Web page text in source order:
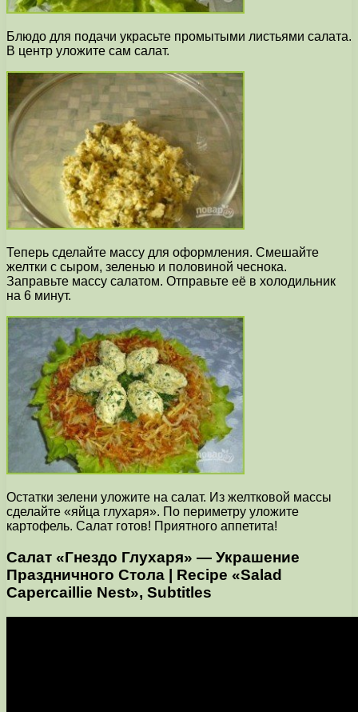
Блюдо для подачи украсьте промытыми листьями салата.
В центр уложите сам салат.
Теперь сделайте массу для оформления. Смешайте
желтки с сыром, зеленью и половиной чеснока.
Заправьте массу салатом. Отправьте её в холодильник
на 6 минут.
Остатки зелени уложите на салат. Из желтковой массы
сделайте «яйца глухаря». По периметру уложите
картофель. Салат готов! Приятного аппетита!
Салат «Гнездо Глухаря» — Украшение
Праздничного Стола | Recipe «Salad
Capercaillie Nest», Subtitles